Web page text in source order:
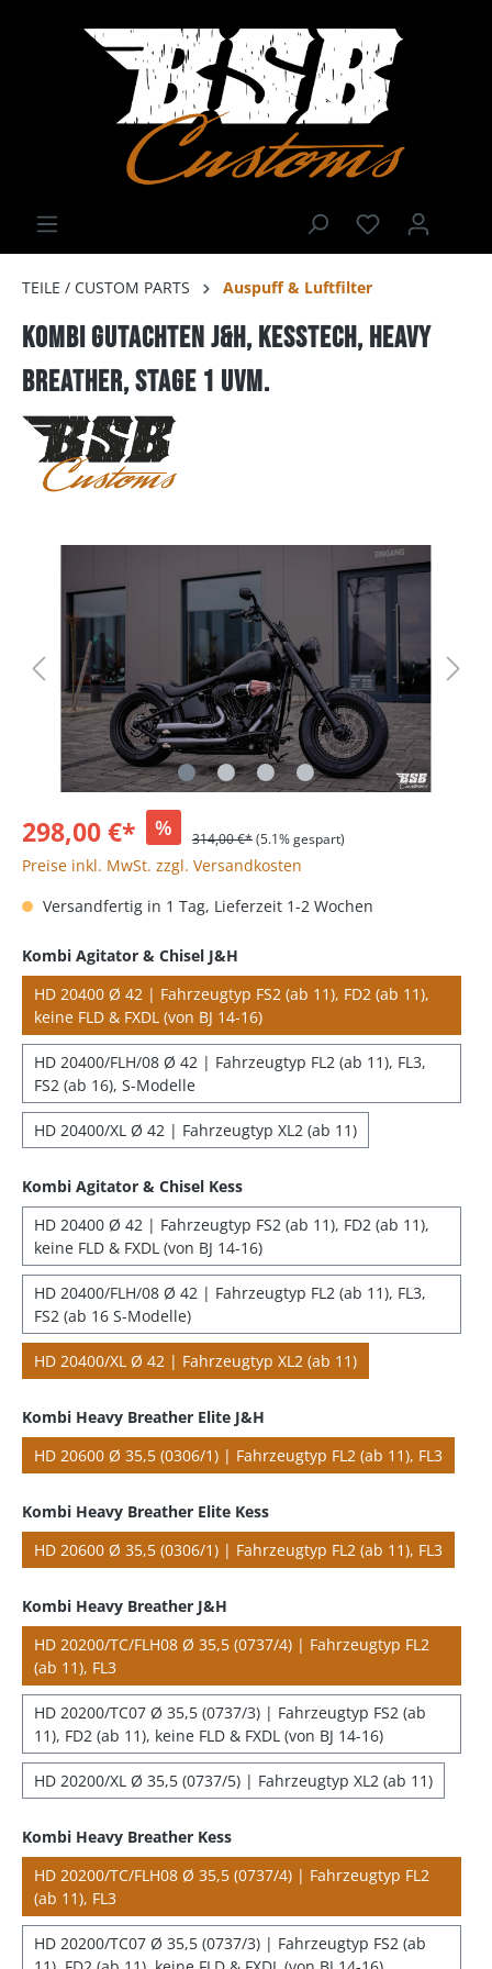
TEILE / CUSTOM PARTS Auspuff & Luftfilter
Kombi Gutachten J&H, Kesstech, Heavy
Breather, Stage 1 uvm.
298,00 €* % 314,00 €*(5.1% gespart)
Preise inkl. MwSt. zzgl. Versandkosten
Versandfertig in 1 Tag, Lieferzeit 1-2 Wochen
Kombi Agitator & Chisel J&H
HD 20400 Ø 42 | Fahrzeugtyp FS2 (ab 11), FD2 (ab 11),
keine FLD & FXDL (von BJ 14-16)
HD 20400/FLH/08 Ø 42 | Fahrzeugtyp FL2 (ab 11), FL3,
FS2 (ab 16), S-Modelle
HD 20400/XL Ø 42 | Fahrzeugtyp XL2 (ab 11)
Kombi Agitator & Chisel Kess
HD 20400 Ø 42 | Fahrzeugtyp FS2 (ab 11), FD2 (ab 11),
keine FLD & FXDL (von BJ 14-16)
HD 20400/FLH/08 Ø 42 | Fahrzeugtyp FL2 (ab 11), FL3,
FS2 (ab 16 S-Modelle)
HD 20400/XL Ø 42 | Fahrzeugtyp XL2 (ab 11)
Kombi Heavy Breather Elite J&H
HD 20600 Ø 35,5 (0306/1) | Fahrzeugtyp FL2 (ab 11), FL3
Kombi Heavy Breather Elite Kess
HD 20600 Ø 35,5 (0306/1) | Fahrzeugtyp FL2 (ab 11), FL3
Kombi Heavy Breather J&H
HD 20200/TC/FLH08 Ø 35,5 (0737/4) | Fahrzeugtyp FL2
(ab 11), FL3
HD 20200/TC07 Ø 35,5 (0737/3) | Fahrzeugtyp FS2 (ab
11), FD2 (ab 11), keine FLD & FXDL (von BJ 14-16)
HD 20200/XL Ø 35,5 (0737/5) | Fahrzeugtyp XL2 (ab 11)
Kombi Heavy Breather Kess
HD 20200/TC/FLH08 Ø 35,5 (0737/4) | Fahrzeugtyp FL2
(ab 11), FL3
HD 20200/TC07 Ø 35,5 (0737/3) | Fahrzeugtyp FS2 (ab